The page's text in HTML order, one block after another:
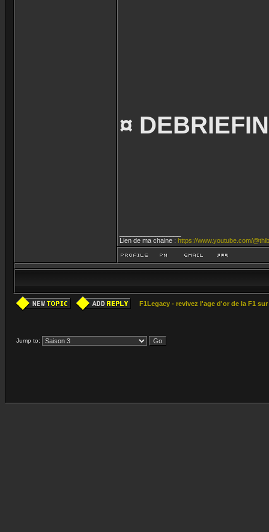
¤
Lien de ma chaine : https://www.youtube.com/
F1Legacy - revivez l'age d'or de la F1
Jump to: